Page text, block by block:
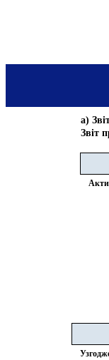
а)
Звіт